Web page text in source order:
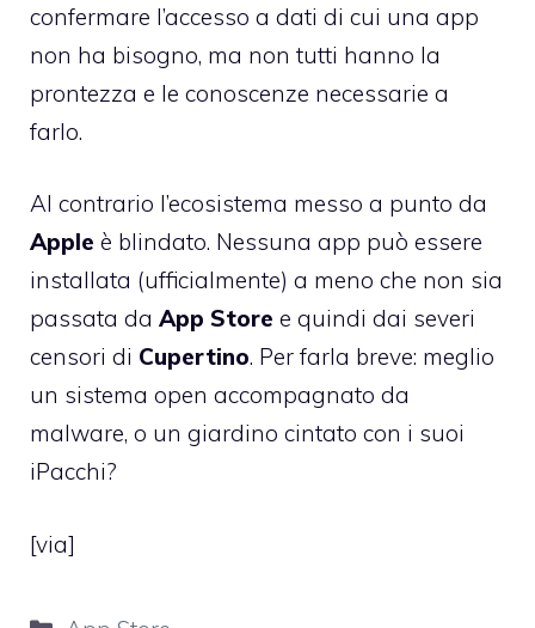
confermare l’accesso a dati di cui una app
non ha bisogno, ma non tutti hanno la
prontezza e le conoscenze necessarie a
farlo.
Al contrario l’ecosistema messo a punto da
Apple è blindato. Nessuna app può essere
installata (ufficialmente) a meno che non sia
passata da App Store e quindi dai severi
censori di Cupertino. Per farla breve: meglio
un sistema open accompagnato da
malware, o un giardino cintato con i suoi
iPacchi?
[via]